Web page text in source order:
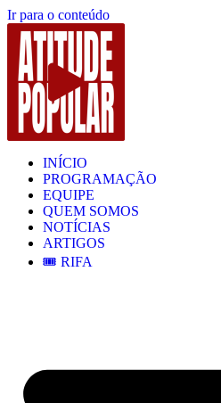
Ir para o conteúdo
INÍCIO
PROGRAMAÇÃO
EQUIPE
QUEM SOMOS
NOTÍCIAS
ARTIGOS
🎟️ RIFA